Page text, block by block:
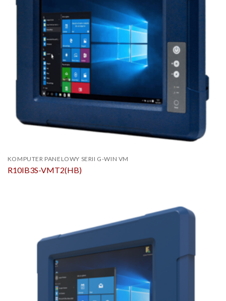
KOMPUTER PANELOWY SERII G-WIN VM
R10IB3S-VMT2(HB)